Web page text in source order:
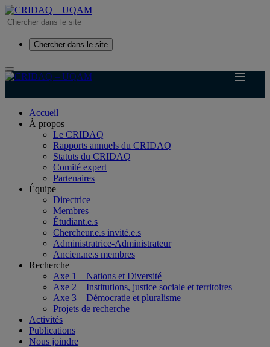
Chercher dans le site
Accueil
À propos
Le CRIDAQ
Rapports annuels du CRIDAQ
Statuts du CRIDAQ
Comité expert
Partenaires
Équipe
Directrice
Membres
Étudiant.e.s
Chercheur.e.s invité.e.s
Administratrice-Administrateur
Ancien.ne.s membres
Recherche
Axe 1 – Nations et Diversité
Axe 2 – Institutions, justice sociale et territoires
Axe 3 – Démocratie et pluralisme
Projets de recherche
Activités
Publications
Nous joindre